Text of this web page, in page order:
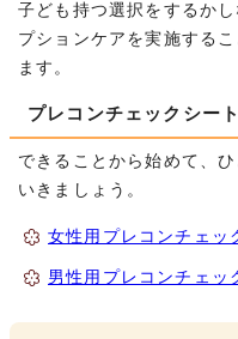
子ども持つ選択をするか
プションケアを実施する
ます。
プレコンチェックシート
できることから始めて、
いきましょう。
女性用プレコンチェッ
男性用プレコンチェッ